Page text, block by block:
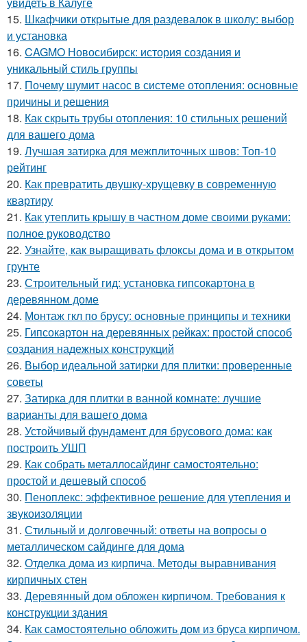
15. Шкафчики открытые для раздевалок в школу: выбор
и установка
16. CAGMO Новосибирск: история создания и
уникальный стиль группы
17. Почему шумит насос в системе отопления: основные
причины и решения
18. Как скрыть трубы отопления: 10 стильных решений
для вашего дома
19. Лучшая затирка для межплиточных швов: Топ-10
рейтинг
20. Как превратить двушку-хрущевку в современную
квартиру
21. Как утеплить крышу в частном доме своими руками:
полное руководство
22. Узнайте, как выращивать флоксы дома и в открытом
грунте
23. Строительный гид: установка гипсокартона в
деревянном доме
24. Монтаж гкл по брусу: основные принципы и техники
25. Гипсокартон на деревянных рейках: простой способ
создания надежных конструкций
26. Выбор идеальной затирки для плитки: проверенные
советы
27. Затирка для плитки в ванной комнате: лучшие
варианты для вашего дома
28. Устойчивый фундамент для брусового дома: как
построить УШП
29. Как собрать металлосайдинг самостоятельно:
простой и дешевый способ
30. Пеноплекс: эффективное решение для утепления и
звукоизоляции
31. Стильный и долговечный: ответы на вопросы о
металлическом сайдинге для дома
32. Отделка дома из кирпича. Методы выравнивания
кирпичных стен
33. Деревянный дом обложен кирпичом. Требования к
конструкции здания
34. Как самостоятельно обложить дом из бруса кирпичом.